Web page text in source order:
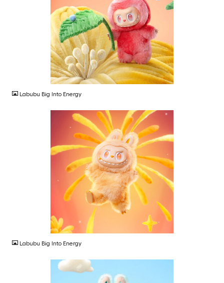
Labubu Big Into Energy
Labubu Big Into Energy